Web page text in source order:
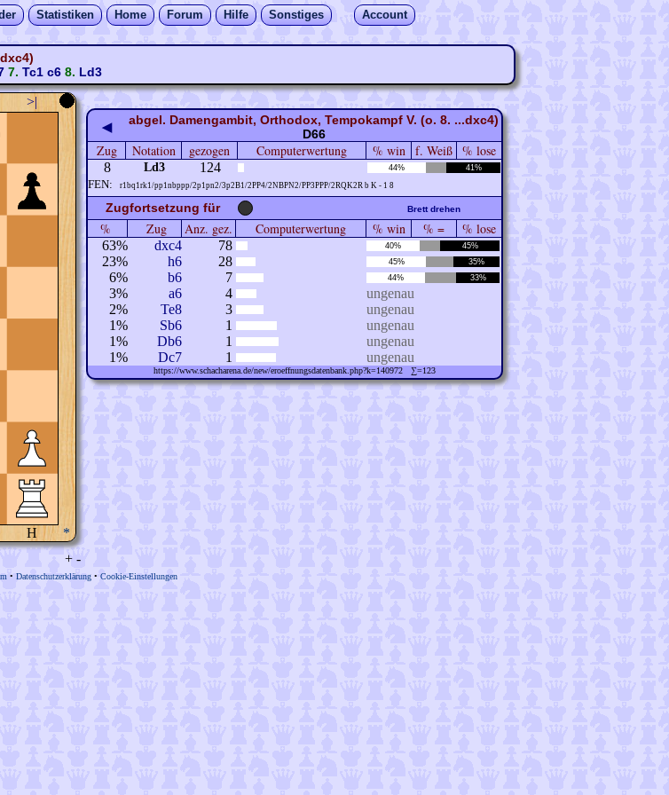
Statistiken Home Forum Hilfe Sonstiges Account
7. Tc1 c68. Ld3
>|
H *
◀
abgel. Damengambit, Orthodox, Tempokampf V. (o. 8. ...dxc4)
D66
Zug Notation gezogen Computerwertung % win f. Weiß % lose
8 Ld3 124 44% 41%
FEN: r1bq1rk1/pp1nbppp/2p1pn2/3p2B1/2PP4/2NBPN2/PP3PPP/2RQK2R b K - 1 8
Zugfortsetzung für Brett drehen
% Zug Anz. gez. Computerwertung % win % = % lose
63% dxc4 78 40% 45%
23% h6 28 45% 35%
6% b6 7 44% 33%
3% a6 4
ungenau
2%
Te8 3
ungenau
1%
Sb6 1
ungenau
1%
Db6 1
ungenau
1%
Dc7 1 ungenau
https://www.schacharena.de/new/eroeffnungsdatenbank.php?k=140972 ∑=123
+ -
• Datenschutzerklärung • Cookie-Einstellungen